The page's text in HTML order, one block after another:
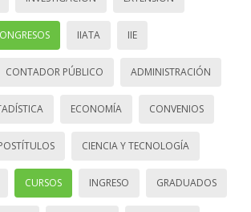
IIATA IIE
CONTADOR PÚBLICO ADMINISTRACIÓN
ECONOMÍA CONVENIOS
CIENCIA Y TECNOLOGÍA
CURSOS INGRESO GRADUADOS